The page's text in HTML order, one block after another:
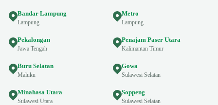
Bandar Lampung
Lampung
Metro
Lampung
Pekalongan
Jawa Tengah
Penajam Paser Utara
Kalimantan Timur
Buru Selatan
Maluku
Gowa
Sulawesi Selatan
Minahasa Utara
Sulawesi Utara
Soppeng
Sulawesi Selatan